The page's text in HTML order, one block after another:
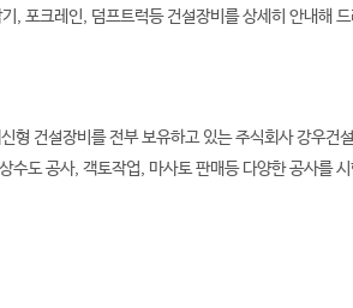
, 포크레인, 덤프트럭등건설장비를 상세히 안내해
형 건설장비를 전부 보유하고 있는 주식회사 강우
도 공사, 객토작업, 마사토 판매등 다양한 공사를